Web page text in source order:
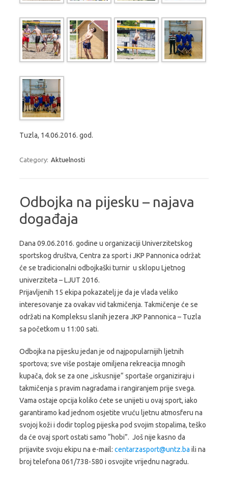
Tuzla, 14.06.2016. god.
Category: Aktuelnosti
Odbojka na pijesku – najava
događaja
Dana 09.06.2016. godine u organizaciji Univerzitetskog
sportskog društva, Centra za sport i JKP Pannonica održat
će se tradicionalni odbojkaški turnir u sklopu Ljetnog
univerziteta – LJUT 2016.
Prijavljenih 15 ekipa pokazatelj je da je vlada veliko
interesovanje za ovakav vid takmičenja. Takmičenje će se
održati na Kompleksu slanih jezera JKP Pannonica – Tuzla
sa početkom u 11:00 sati.
Odbojka na pijesku jedan je od najpopularnijih ljetnih
sportova; sve više postaje omiljena rekreacija mnogih
kupača, dok se za one „iskusnije“ sportaše organiziraju i
takmičenja s pravim nagradama i rangiranjem prije svega.
Vama ostaje opcija koliko ćete se unijeti u ovaj sport, iako
garantiramo kad jednom osjetite vruću ljetnu atmosferu na
svojoj koži i dodir toplog pijeska pod svojim stopalima, teško
da će ovaj sport ostati samo “hobi”. Još nije kasno da
prijavite svoju ekipu na e-mail: centarzasport@untz.ba ili na
broj telefona 061/738-580 i osvojite vrijednu nagradu.